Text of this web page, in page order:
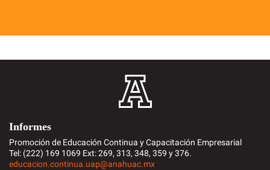
Informes
Promoción de Educación Continua y Capacitación Empresarial
Tel: (222) 169 1069 Ext: 269, 313, 348, 359 y 376.
educacion.continua.uap@anahuac.mx